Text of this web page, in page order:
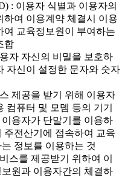
: 이용자 식별과 이용자의
하여 이용계약 체결시 이용
여 교육정보원이 부여하는
합
자 자신의 비밀을 보호하
자신이 설정한 문자와 숫자
제공을 받기 위해 이용자
컴퓨터 및 모뎀 등의 기기
용자가 단말기를 이용하
주전산기에 접속하여 교육
정보를 이용하는 것
스를 제공받기 위하여 이
원과 이용자간의 체결하